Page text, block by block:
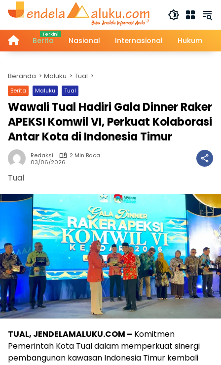
Langsung
HomeBerita Nasional Internasional Hukum
Beranda Maluku Tual
Berita Maluku Tual
Wawali Tual Hadiri Gala Dinner Raker
APEKSI Komwil VI, Perkuat Kolaborasi
Antar Kota di Indonesia Timur
Redaksi
2 Min Baca
03/06/2026
Tual
TUAL, JENDELAMALUKU.COM – Komitmen
Pemerintah Kota Tual dalam memperkuat sinergi
pembangunan kawasan Indonesia Timur kembali